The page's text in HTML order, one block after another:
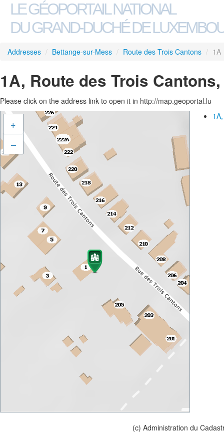
LE GÉOPORTAIL NATIONAL
DU GRAND-DUCHÉ DE
Addresses / Bettange-sur-Mess / Route des Trois Cantons / 1A
1A, Route des Trois
Please click on the address link to open it in http://map.geoportal.lu
+
–
(c) Administration du